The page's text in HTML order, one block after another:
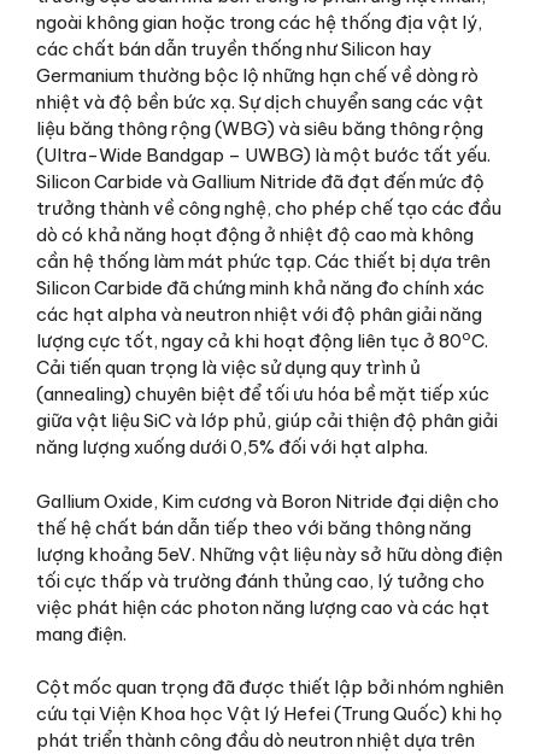
ngoài không gian hoặc trong các hệ thống địa vật lý,
các chất bán dẫn truyền thống như Silicon hay
Germanium thường bộc lộ những hạn chế về dòng rò
nhiệt và độ bền bức xạ. Sự dịch chuyển sang các vật
liệu băng thông rộng (WBG) và siêu băng thông rộng
(Ultra-Wide Bandgap – UWBG) là một bước tất yếu.
Silicon Carbide và Gallium Nitride đã đạt đến mức độ
trưởng thành về công nghệ, cho phép chế tạo các đầu
dò có khả năng hoạt động ở nhiệt độ cao mà không
cần hệ thống làm mát phức tạp. Các thiết bị dựa trên
Silicon Carbide đã chứng minh khả năng đo chính xác
các hạt alpha và neutron nhiệt với độ phân giải năng
lượng cực tốt, ngay cả khi hoạt động liên tục ở 80oC.
Cải tiến quan trọng là việc sử dụng quy trình ủ
(annealing) chuyên biệt để tối ưu hóa bề mặt tiếp xúc
giữa vật liệu SiC và lớp phủ, giúp cải thiện độ phân giải
năng lượng xuống dưới 0,5% đối với hạt alpha.
Gallium Oxide, Kim cương và Boron Nitride đại diện cho
thế hệ chất bán dẫn tiếp theo với băng thông năng
lượng khoảng 5eV. Những vật liệu này sở hữu dòng điện
tối cực thấp và trường đánh thủng cao, lý tưởng cho
việc phát hiện các photon năng lượng cao và các hạt
mang điện.
Cột mốc quan trọng đã được thiết lập bởi nhóm nghiên
cứu tại Viện Khoa học Vật lý Hefei (Trung Quốc) khi họ
phát triển thành công đầu dò neutron nhiệt dựa trên